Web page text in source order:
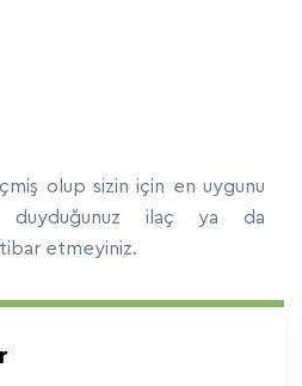
olup sizin için en uygunu
duyduğunuz ilaç ya da
etmeyiniz.